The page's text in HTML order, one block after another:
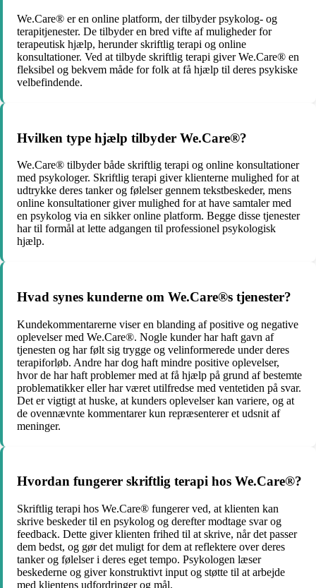
We.Care® er en online platform, der tilbyder psykolog- og
terapitjenester. De tilbyder en bred vifte af muligheder for
terapeutisk hjælp, herunder skriftlig terapi og online
konsultationer. Ved at tilbyde skriftlig terapi giver We.Care® en
fleksibel og bekvem måde for folk at få hjælp til deres psykiske
velbefindende.
Hvilken type hjælp tilbyder We.Care®?
We.Care® tilbyder både skriftlig terapi og online konsultationer
med psykologer. Skriftlig terapi giver klienterne mulighed for at
udtrykke deres tanker og følelser gennem tekstbeskeder, mens
online konsultationer giver mulighed for at have samtaler med
en psykolog via en sikker online platform. Begge disse tjenester
har til formål at lette adgangen til professionel psykologisk
hjælp.
Hvad synes kunderne om We.Care®s tjenester?
Kundekommentarerne viser en blanding af positive og negative
oplevelser med We.Care®. Nogle kunder har haft gavn af
tjenesten og har følt sig trygge og velinformerede under deres
terapiforløb. Andre har dog haft mindre positive oplevelser,
hvor de har haft problemer med at få hjælp på grund af bestemte
problematikker eller har været utilfredse med ventetiden på svar.
Det er vigtigt at huske, at kunders oplevelser kan variere, og at
de ovennævnte kommentarer kun repræsenterer et udsnit af
meninger.
Hvordan fungerer skriftlig terapi hos We.Care®?
Skriftlig terapi hos We.Care® fungerer ved, at klienten kan
skrive beskeder til en psykolog og derefter modtage svar og
feedback. Dette giver klienten frihed til at skrive, når det passer
dem bedst, og gør det muligt for dem at reflektere over deres
tanker og følelser i deres eget tempo. Psykologen læser
beskederne og giver konstruktivt input og støtte til at arbejde
med klientens udfordringer og mål.